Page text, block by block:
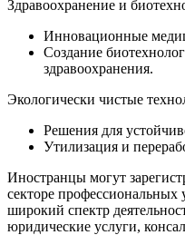
Здравоохранение и
Инновационные
Создание
здравоохранения.
Экологически чистые
Решения для
Утилизация и
Иностранцы могут
секторе профессиональных
широкий спектр
юридические услуги,